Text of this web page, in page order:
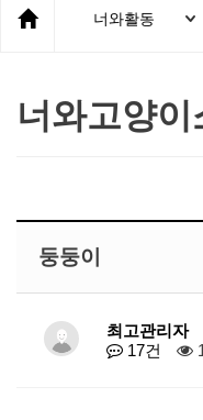
너와활동
너와고양이
둥둥이
최고관리자
17건